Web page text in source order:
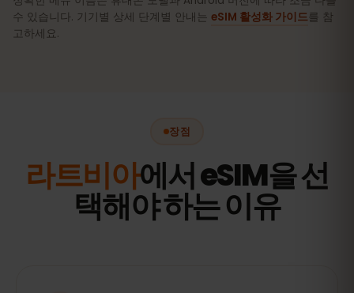
수 있습니다. 기기별 상세 단계별 안내는 eSIM 활성화 가이드를 참
고하세요.
장점
라트비아에서 eSIM을 선
택해야 하는 이유